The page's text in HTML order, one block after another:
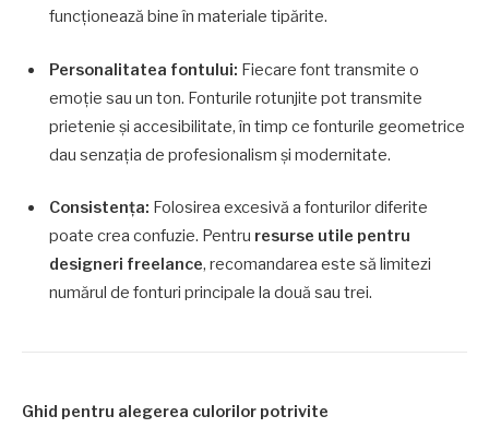
funcționează bine în materiale tipărite.
Personalitatea fontului: Fiecare font transmite o
emoție sau un ton. Fonturile rotunjite pot transmite
prietenie și accesibilitate, în timp ce fonturile geometrice
dau senzația de profesionalism și modernitate.
Consistența: Folosirea excesivă a fonturilor diferite
poate crea confuzie. Pentru resurse utile pentru
designeri freelance, recomandarea este să limitezi
numărul de fonturi principale la două sau trei.
Ghid pentru alegerea culorilor potrivite